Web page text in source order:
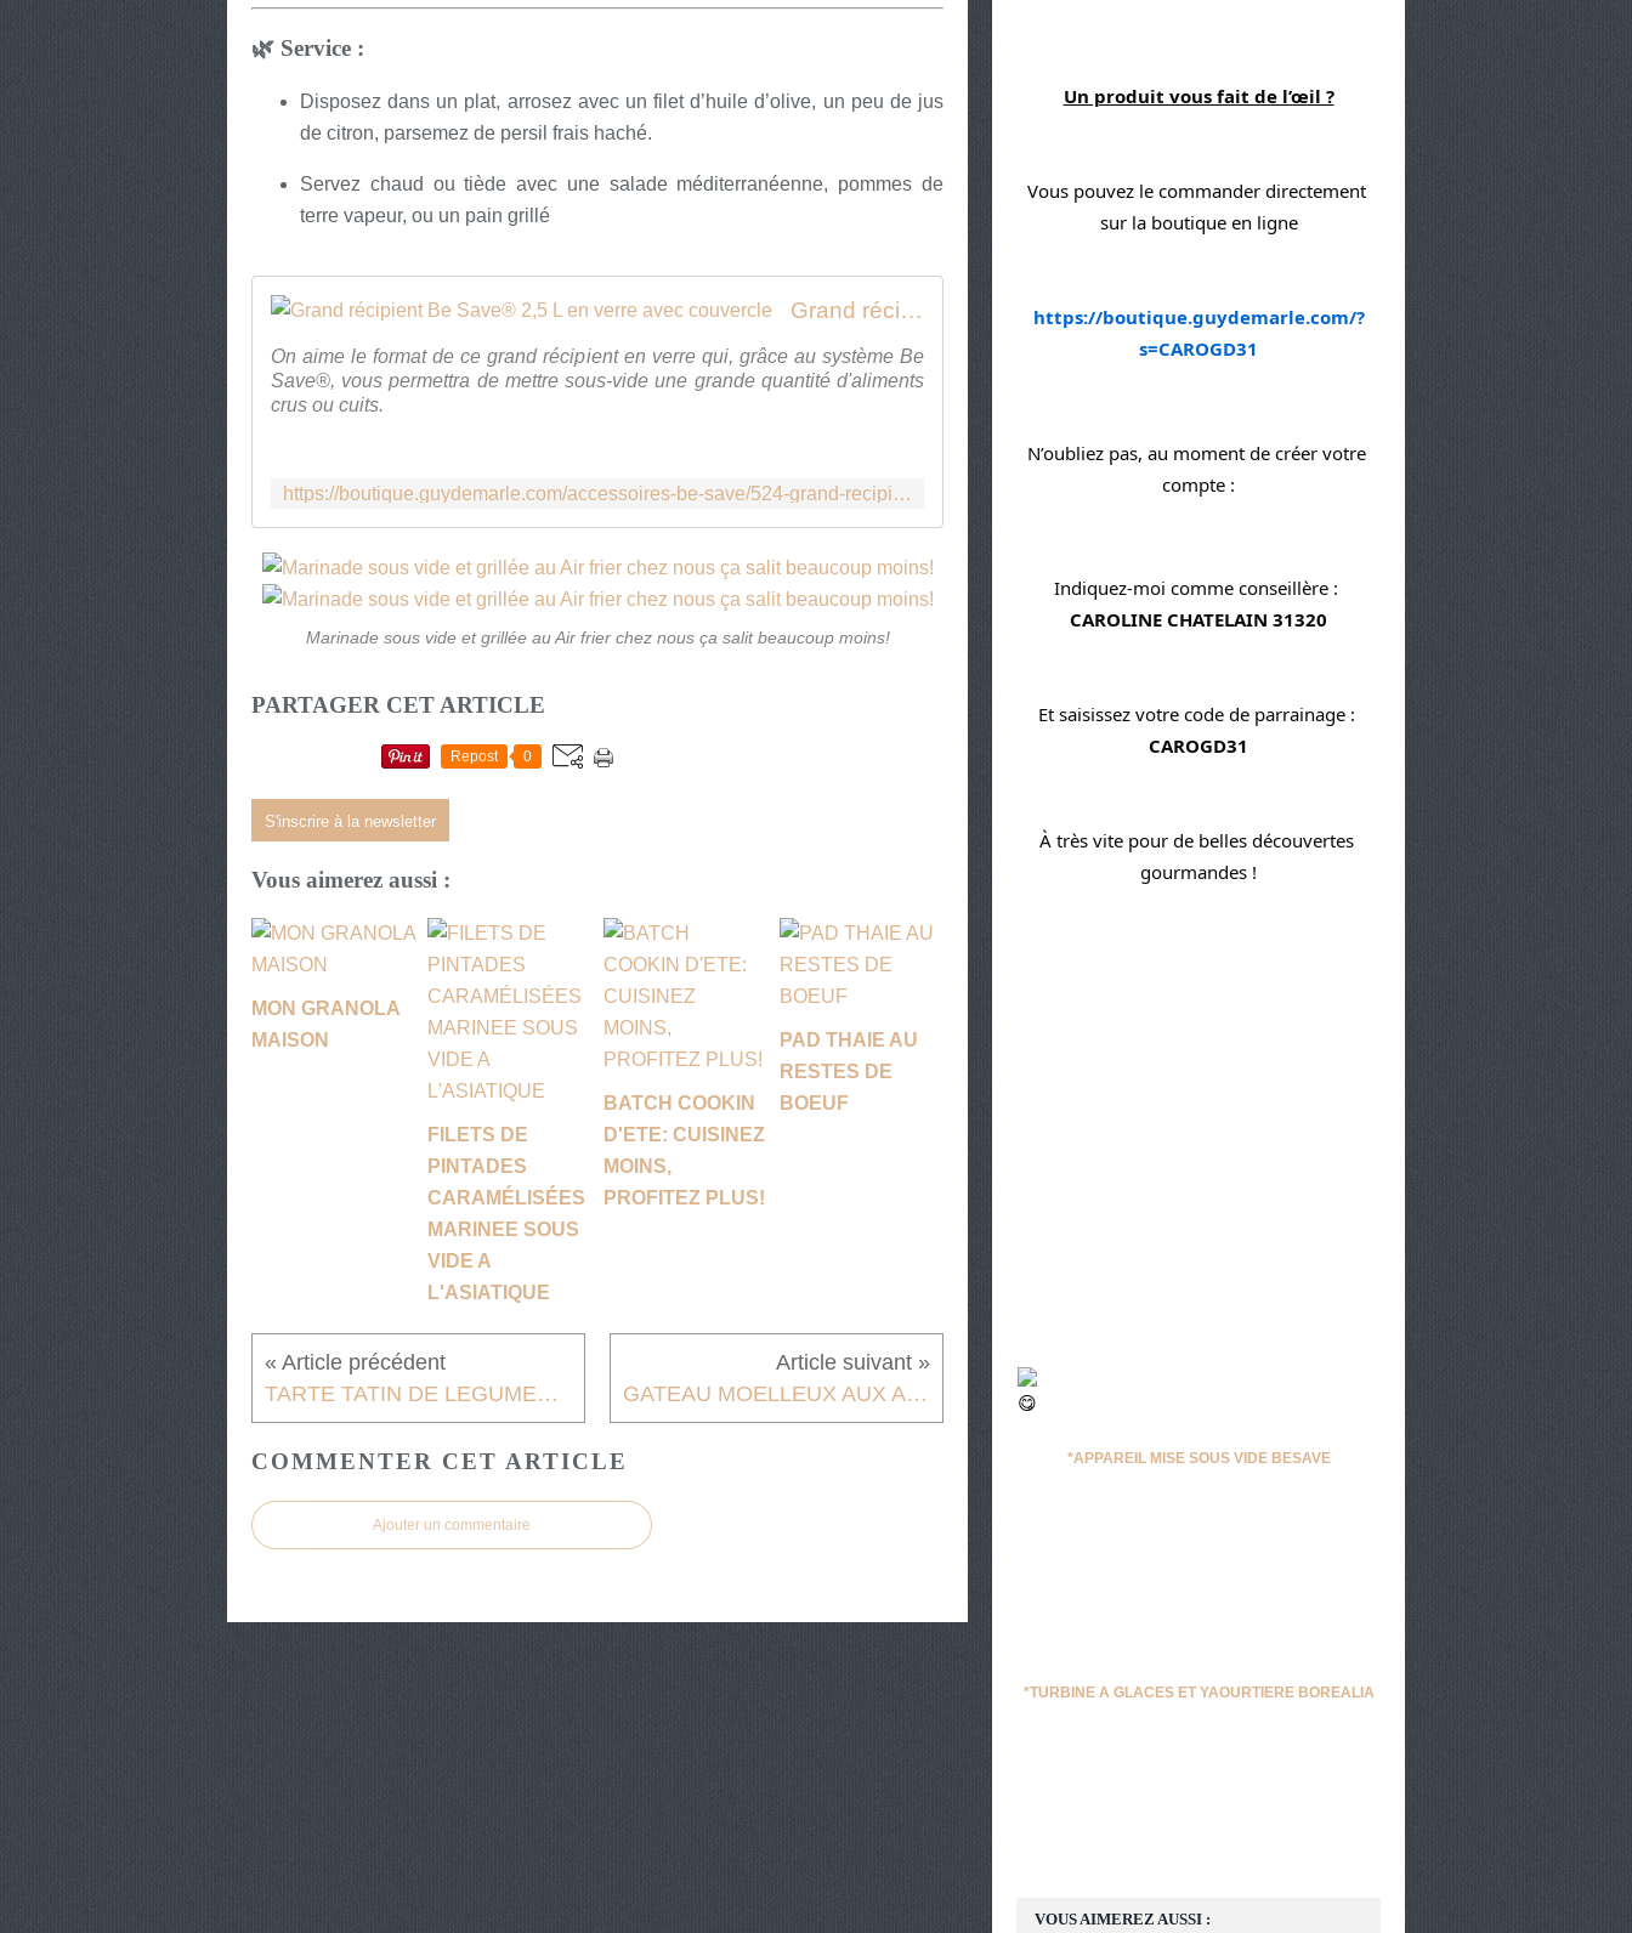
🌿 Service :
Disposez dans un plat, arrosez avec un filet d’huile d’olive, un peu de jus
de citron, parsemez de persil frais haché.
Servez chaud ou tiède avec une salade méditerranéenne, pommes de
terre vapeur, ou un pain grillé
Grand récipient Be Save® 2,5 L en verre avec couvercle
On aime le format de ce grand récipient en verre qui, grâce au système Be
Save®, vous permettra de mettre sous-vide une grande quantité d'aliments
crus ou cuits.
https://boutique.guydemarle.com/accessoires-be-save/524-grand-recipient-be-save-2-5-l-en-verre-avec-couvercle.html
Marinade sous vide et grillée au Air frier chez nous ça salit beaucoup moins!
PARTAGER CET ARTICLE
Repost 0
S'inscrire à la newsletter
Vous aimerez aussi :
MON GRANOLA
MAISON
FILETS DE
PINTADES
CARAMÉLISÉES
MARINEE SOUS
VIDE A
L'ASIATIQUE
BATCH COOKIN
D'ETE: CUISINEZ
MOINS,
PROFITEZ PLUS!
PAD THAIE AU
RESTES DE
BOEUF
TARTE TATIN DE LEGUMES DU SOLEIL GATEAU MOELLEUX AUX ABRICOTS
COMMENTER CET ARTICLE
Ajouter un commentaire
VOUS AIMEREZ AUSSI :
Un produit vous fait de l’œil ?
Vous pouvez le commander directement
sur la boutique en ligne
https://boutique.guydemarle.com/?
s=CAROGD31
N’oubliez pas, au moment de créer votre
compte :
CAROLINE CHATELAIN 31320
CAROGD31
À très vite pour de belles découvertes
gourmandes !
*APPAREIL MISE SOUS VIDE BESAVE
*TURBINE A GLACES ET YAOURTIERE BOREALIA